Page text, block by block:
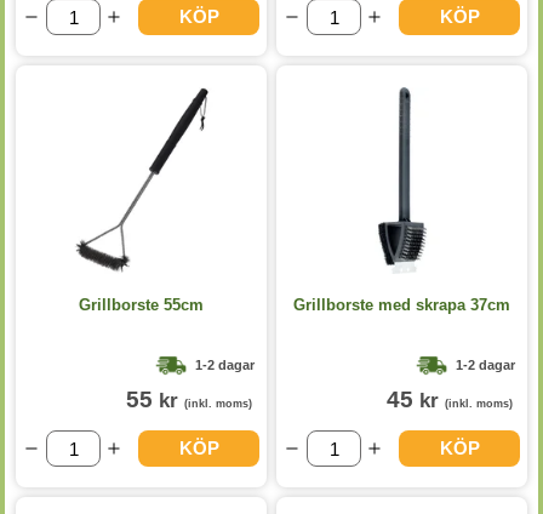
KÖP KÖP
Grillborste 55cm
1-2 dagar
55 kr (inkl. moms)
KÖP
Grillborste med skrapa 37cm
1-2 dagar
45 kr (inkl. moms)
KÖP